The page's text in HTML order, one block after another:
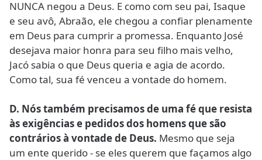
NUNCA negou a Deus. E como com seu pai, Isaque
e seu avô, Abraão, ele chegou a confiar plenamente
em Deus para cumprir a promessa. Enquanto José
desejava maior honra para seu filho mais velho,
Jacó sabia o que Deus queria e agia de acordo.
Como tal, sua fé venceu a vontade do homem.
D. Nós também precisamos de uma fé que resista
às exigências e pedidos dos homens que são
contrários à vontade de Deus. Mesmo que seja
um ente querido - se eles querem que façamos algo